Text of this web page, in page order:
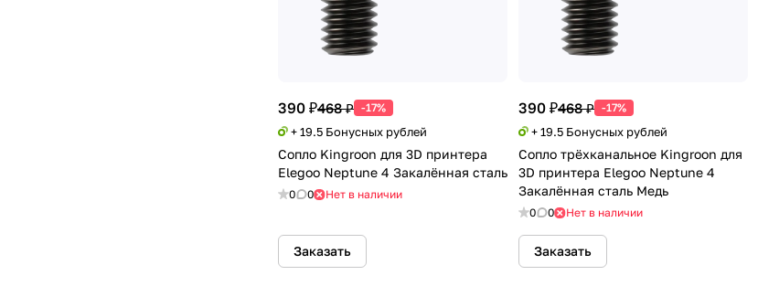
390 ₽468 ₽ -17%
+ 19.5 Бонусных рублей
Сопло Kingroon для 3D принтера
Elegoo Neptune 4 Закалённая сталь
0 0 Нет в наличии
Заказать
390 ₽468 ₽ -17%
+ 19.5 Бонусных рублей
Сопло трёхканальное Kingroon для
3D принтера Elegoo Neptune 4
Закалённая сталь Медь
0 0 Нет в наличии
Заказать